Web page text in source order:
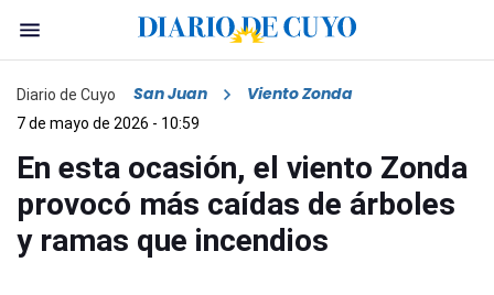
Diario de Cuyo San Juan Viento Zonda
7 de mayo de 2026 - 10:59
En esta ocasión, el viento Zonda
provocó más caídas de árboles
y ramas que incendios